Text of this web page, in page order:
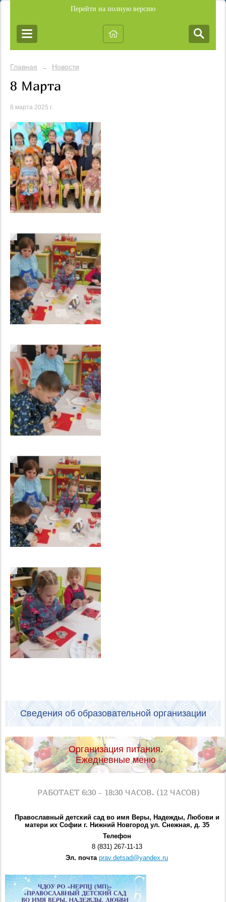
Перейти на полную версию
Главная → Новости
8 Марта
8 марта 2025 г.
Сведения об образовательной организации
Организация питания.
Ежедневные меню
РАБОТАЕТ 6:30 - 18:30 ЧАСОВ. (12 ЧАСОВ)
Православный детский сад во имя Веры, Надежды, Любови и
матери их Софии г. Нижний Новгород ул. Снежная, д. 35
Телефон
8 (831) 267-11-13
Эл. почта prav.detsad@yandex.ru